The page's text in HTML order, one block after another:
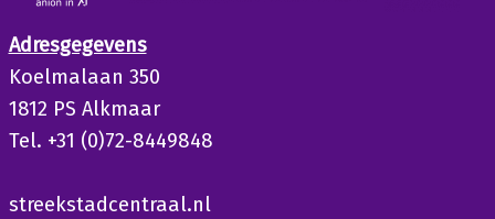
Adresgegevens
Koelmalaan 350
1812 PS Alkmaar
Tel. +31 (0)72-8449848
streekstadcentraal.nl